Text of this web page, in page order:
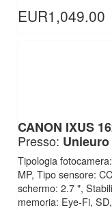
EUR1,049.00
CANON IXUS
Presso: Unieuro
Tipologia
MP, Tipo sensore:
schermo: 2.7 ",
memoria: Eye-Fi,